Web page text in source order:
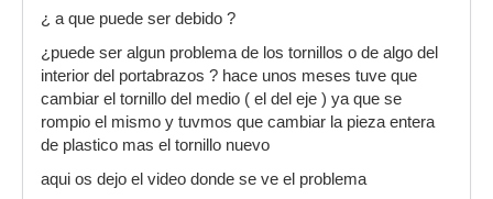
¿ a que puede ser debido ?
¿puede ser algun problema de los tornillos o de algo del
interior del portabrazos ? hace unos meses tuve que
cambiar el tornillo del medio ( el del eje ) ya que se
rompio el mismo y tuvmos que cambiar la pieza entera
de plastico mas el tornillo nuevo
aqui os dejo el video donde se ve el problema